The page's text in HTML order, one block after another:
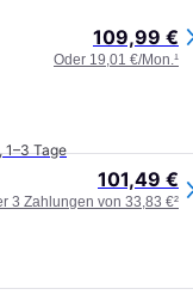
109,99 €
Oder 19,01 €/Mon.¹
,1–3 Tage
101,49 €
3 Zahlungen von 33,83 €²